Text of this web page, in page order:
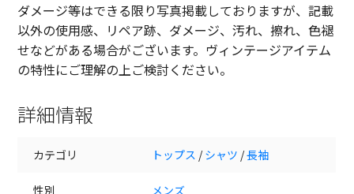
ダメージ等はできる限り写真掲載しておりますが、記載
以外の使用感、リペア跡、ダメージ、汚れ、擦れ、色褪
せなどがある場合がございます。ヴィンテージアイテム
の特性にご理解の上ご検討ください。
詳細情報
カテゴリ トップス /シャツ /長袖
性別 メンズ